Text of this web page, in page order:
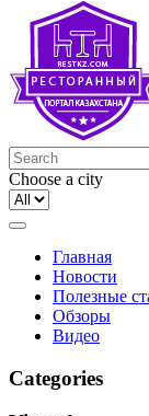
Choose a city
Главная
Новости
Полезные
Обзоры
Видео
Categories